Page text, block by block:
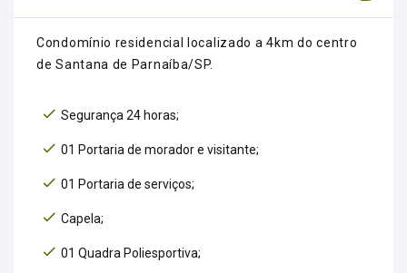
Condomínio residencial localizado a 4km do centro
de Santana de Parnaíba/SP.
Segurança 24 horas;
01 Portaria de morador e visitante;
01 Portaria de serviços;
Capela;
01 Quadra Poliesportiva;